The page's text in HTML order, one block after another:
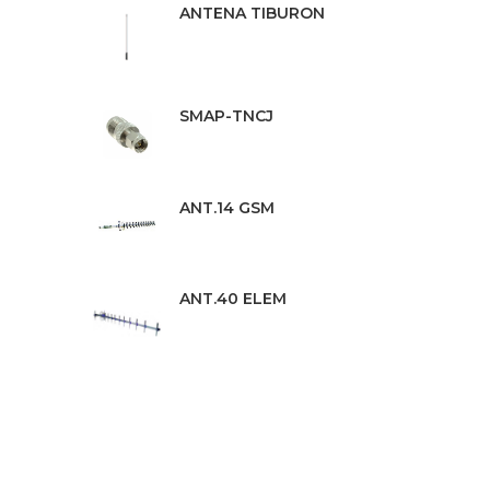
ANTENA TIBURON
SMAP-TNCJ
ANT.14 GSM
ANT.40 ELEM